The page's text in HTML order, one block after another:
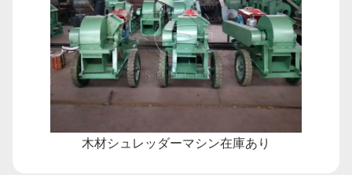
木材シュレッダーマシン在庫あり